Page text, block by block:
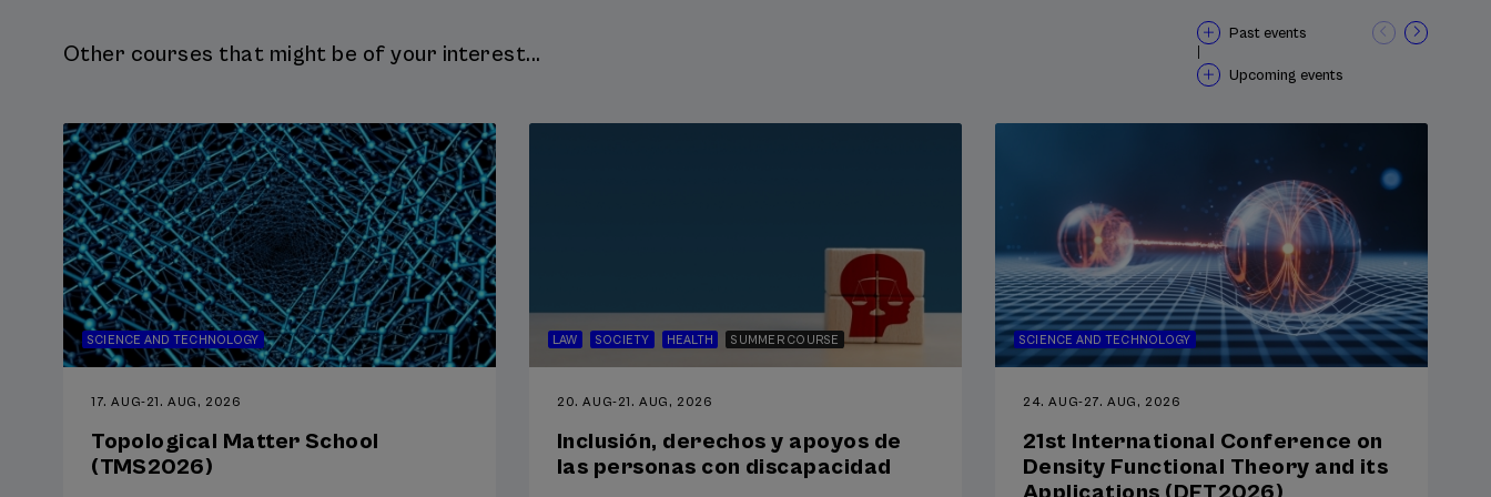
Finalmente se concluirá, al igual que el año anterior de una forma gráfica y bella a través de
Other courses that might be of your interest...
Past events
Upcoming events
SCIENCE AND TECHNOLOGY
17. AUG-21. AUG, 2026
Topological Matter School
(TMS2026)
LAW SOCIETY HEALTH SUMMER COURSE
20. AUG-21. AUG, 2026
Inclusión, derechos y apoyos de
las personas con discapacidad
SCIENCE AND TECHNOLOGY
24. AUG-27. AUG, 2026
21st International Conference on
Density Functional Theory and its